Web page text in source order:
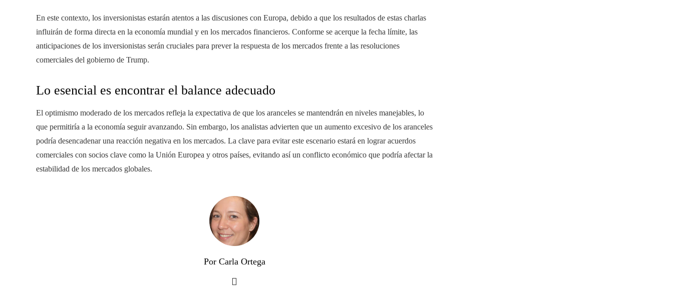
En este contexto, los inversionistas estarán atentos a las discusiones con Europa, debido a que los resultados de estas charlas
influirán de forma directa en la economía mundial y en los mercados financieros. Conforme se acerque la fecha límite, las
anticipaciones de los inversionistas serán cruciales para prever la respuesta de los mercados frente a las resoluciones
comerciales del gobierno de Trump.
Lo esencial es encontrar el balance adecuado
El optimismo moderado de los mercados refleja la expectativa de que los aranceles se mantendrán en niveles manejables, lo
que permitiría a la economía seguir avanzando. Sin embargo, los analistas advierten que un aumento excesivo de los aranceles
podría desencadenar una reacción negativa en los mercados. La clave para evitar este escenario estará en lograr acuerdos
comerciales con socios clave como la Unión Europea y otros países, evitando así un conflicto económico que podría afectar la
estabilidad de los mercados globales.
Por Carla Ortega